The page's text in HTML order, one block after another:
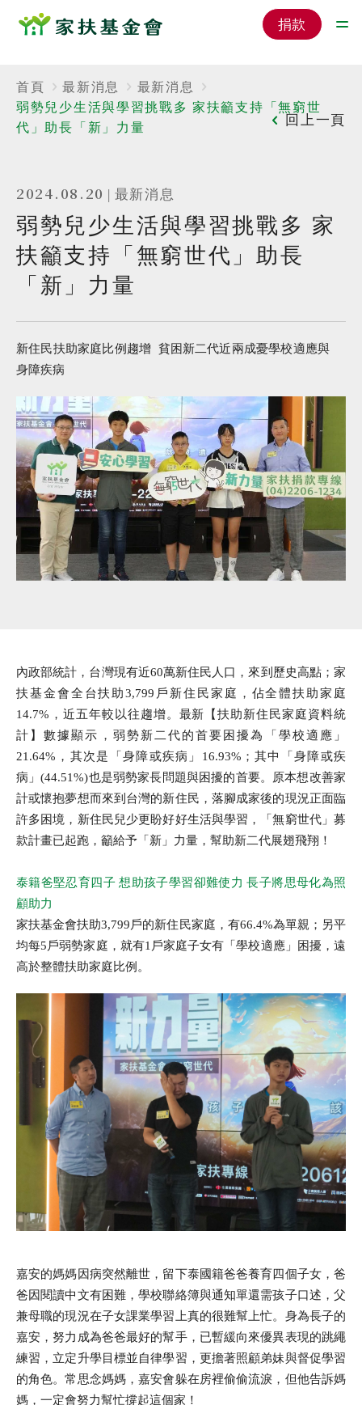
捐款
回上一頁
首頁 最新消息
最新消息
弱勢兒少生活與學習挑戰多 家扶籲支持「無窮世
代」助長「新」力量
2024.08.20 | 最新消息
弱勢兒少生活與學習挑戰多 家
扶籲支持「無窮世代」助長
「新」力量
新住民扶助家庭比例趨增 貧困新二代近兩成憂學校適應與
身障疾病
內政部統計，台灣現有近60萬新住民人口，來到歷史高點；家
扶基金會全台扶助3,799戶新住民家庭，佔全體扶助家庭
14.7%，近五年較以往趨增。最新【扶助新住民家庭資料統
計】數據顯示，弱勢新二代的首要困擾為「學校適應」
21.64%，其次是「身障或疾病」16.93%；其中「身障或疾
病」(44.51%)也是弱勢家長問題與困擾的首要。原本想改善家
計或懷抱夢想而來到台灣的新住民，落腳成家後的現況正面臨
許多困境，新住民兒少更盼好好生活與學習，「無窮世代」募
款計畫已起跑，籲給予「新」力量，幫助新二代展翅飛翔！
泰籍爸堅忍育四子 想助孩子學習卻難使力 長子將思母化為照
顧助力
家扶基金會扶助3,799戶的新住民家庭，有66.4%為單親；另平
均每5戶弱勢家庭，就有1戶家庭子女有「學校適應」困擾，遠
高於整體扶助家庭比例。
嘉安的媽媽因病突然離世，留下泰國籍爸爸養育四個子女，爸
爸因閱讀中文有困難，學校聯絡簿與通知單還需孩子口述，父
兼母職的現況在子女課業學習上真的很難幫上忙。身為長子的
嘉安，努力成為爸爸最好的幫手，已暫緩向來優異表現的跳繩
練習，立定升學目標並自律學習，更擔著照顧弟妹與督促學習
的角色。常思念媽媽，嘉安會躲在房裡偷偷流淚，但他告訴媽
媽，一定會努力幫忙撐起這個家！